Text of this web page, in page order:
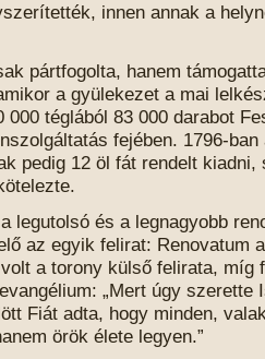
innen annak a
pártfogolta, hanem
a gyülekezet a mai
téglából 83 000 darabot
fejében. 1796-
pedig 12 öl fát rendelt kiadni,
legutolsó és a legnagyobb
az egyik felirat: Renovatum
a torony külső felirata, míg
„Mert úgy szerette
Fiát adta, hogy minden,
örök élete legyen.”